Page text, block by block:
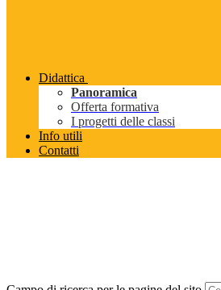
Didattica
Panoramica
Offerta formativa
I progetti delle classi
Info utili
Contatti